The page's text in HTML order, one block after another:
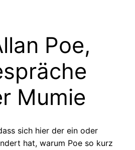
Poe,
Mumie
sich hier der ein oder
hat, warum Poe so kurz